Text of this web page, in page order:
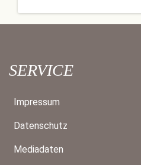
SERVICE
Impressum
Datenschutz
Mediadaten